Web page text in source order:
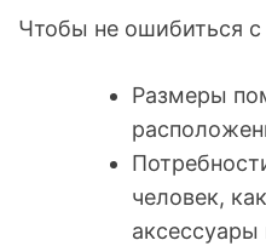
Чтобы не ошибиться с
Размеры
человек,